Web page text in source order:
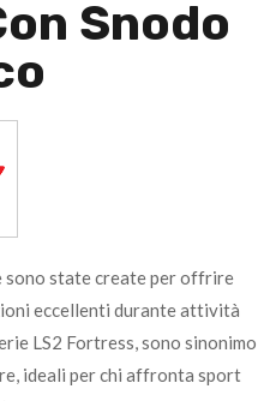
Snodo
sono state create per offrire
eccellenti durante attività
LS2 Fortress, sono sinonimo
ideali per chi affronta sport